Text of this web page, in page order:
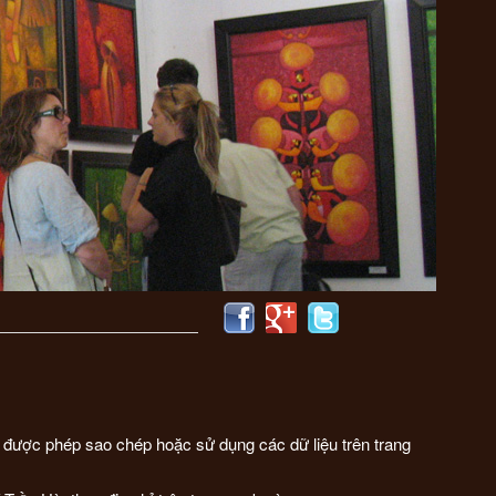
phép sao chép hoặc sử dụng các dữ liệu trên trang